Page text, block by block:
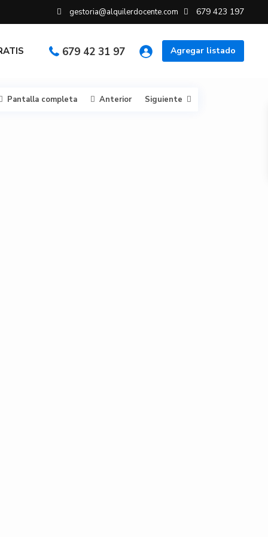
gestoria@alquilerdocente.com 679 423 197
Agregar listado
679 42 31 97
Pantalla completa Anterior Siguiente